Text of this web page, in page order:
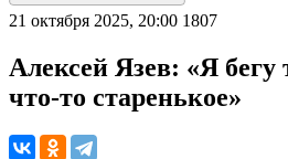
21 октября 2025, 20:00 1807
Алексей Язев: «Я бегу
что-то старенькое»